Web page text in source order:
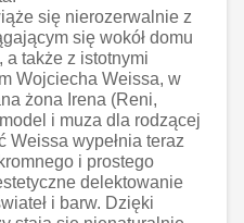
się nierozerwalnie z
się wokół domu
także z istotnymi
Wojciecha Weissa, w
żona Irena (Reni,
i muza dla rodzącej
Weissa wypełnia teraz
i prostego
delektowanie
i barw. Dzięki